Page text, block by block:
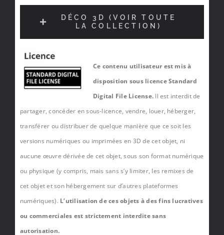
DÉCO 3D (VOIR TOUTE
LA COLLECTION)
Ce contenu utilisateur est mis à
disposition sous licence Standard
Digital File License. Il est interdit de
partager, concéder en sous-licence, vendre, louer, héberger,
transférer ou distribuer de quelque manière que ce soit les
versions numériques ou imprimées en 3D de cet objet, ni
aucune œuvre dérivée de cet objet, sous son format numérique
ou physique (y compris, mais sans s’y limiter, les remixes de
cet objet et son hébergement sur d’autres plateformes
numériques). L’utilisation de ces objets à des fins lucratives
ou commerciales est strictement interdite sans
autorisation.